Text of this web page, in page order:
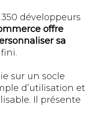
développeurs
offre
sa
sur un socle
d’utilisation et
Il présente